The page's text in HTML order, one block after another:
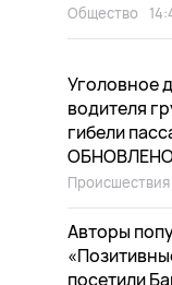
Общество
Уголовное
водителя
гибели
Происшествия
Авторы
посетили